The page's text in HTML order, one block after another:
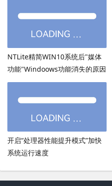
NTLite精简WIN10系统后"媒体
功能"Windoows功能消失的原因
开启“处理器性能提升模式”加快
系统运行速度